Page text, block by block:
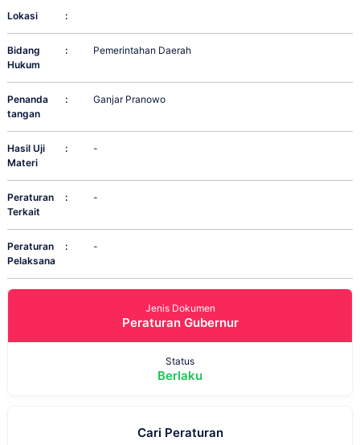
Lokasi :
Bidang
Hukum
: Pemerintahan Daerah
Penanda
tangan
: Ganjar Pranowo
Hasil Uji
Materi
: -
Peraturan
Terkait
: -
Peraturan
Pelaksana
: -
Jenis Dokumen
Peraturan Gubernur
Status
Berlaku
Cari Peraturan